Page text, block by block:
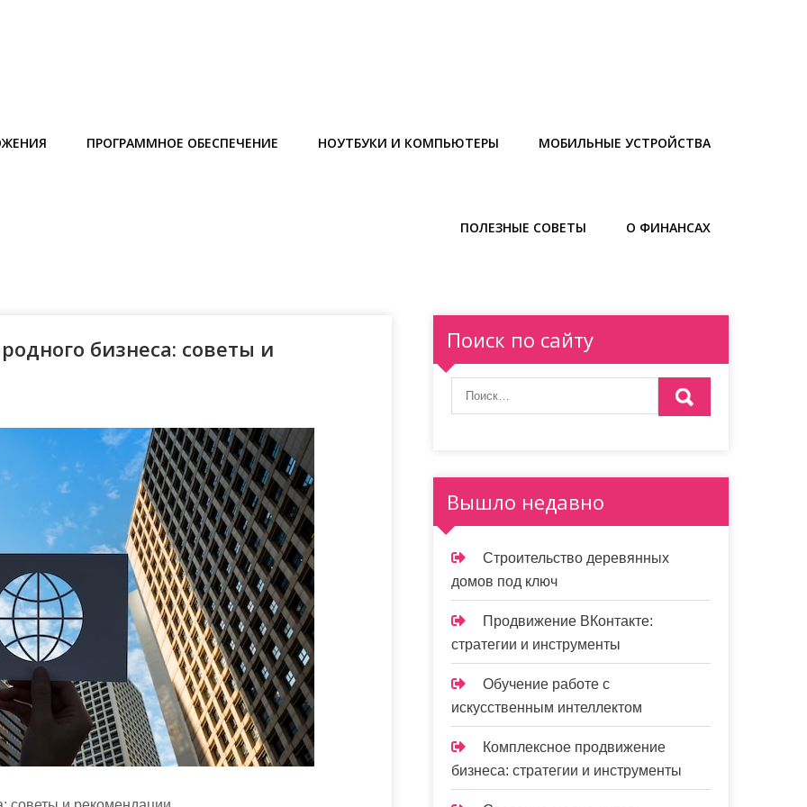
ПРОГРАММНОЕ ОБЕСПЕЧЕНИЕ НОУТБУКИ И КОМПЬЮТЕРЫ МОБИЛЬНЫЕ УСТРОЙСТВА
ПОЛЕЗНЫЕ СОВЕТЫ О ФИНАНСАХ
бизнеса: советы и
Поиск по сайту
Вышло недавно
Строительство деревянных
домов под ключ
Продвижение ВКонтакте:
стратегии и инструменты
Обучение работе с
искусственным интеллектом
Комплексное продвижение
бизнеса: стратегии и инструменты